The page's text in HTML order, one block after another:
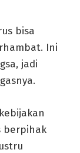
bisa
Ini
jadi
berpihak